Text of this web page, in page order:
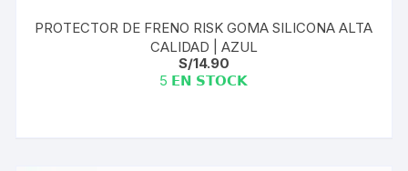
PROTECTOR DE FRENO RISK GOMA SILICONA ALTA
CALIDAD | AZUL
S/14.90
5 𝗘𝗡 𝗦𝗧𝗢𝗖𝗞